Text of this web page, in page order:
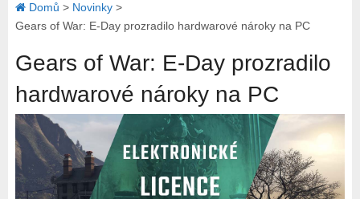
Domů > Novinky>
Gears of War: E-Day prozradilo hardwarové nároky na PC
Gears of War: E-Day prozradilo
hardwarové nároky na PC